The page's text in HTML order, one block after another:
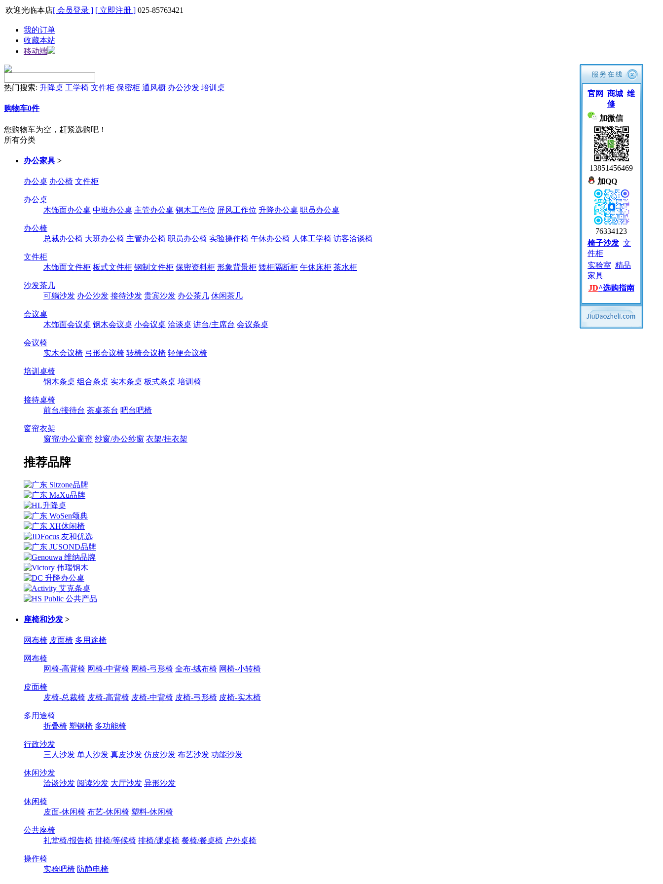
欢迎光临本店[ 会员登录 ] [ 立即注册 ] 025-85763421
我的订单
收藏本站
移动端
热门搜索: 升降桌 工学椅 文件柜 保密柜 通风橱 办公沙发 培训桌
购物车0件
您购物车为空，赶紧选购吧！
所有分类
办公家具 >
办公桌 办公椅 文件柜
办公桌
木饰面办公桌 中班办公桌 主管办公桌 钢木工作位 屏风工作位 升降办公桌 职员办公桌
办公椅
总裁办公椅 大班办公椅 主管办公椅 职员办公椅 实验操作椅 午休办公椅 人体工学椅 访客洽谈椅
文件柜
木饰面文件柜 板式文件柜 钢制文件柜 保密资料柜 形象背景柜 矮柜隔断柜 午休床柜 茶水柜
沙发茶几
可躺沙发 办公沙发 接待沙发 贵宾沙发 办公茶几 休闲茶几
会议桌
木饰面会议桌 钢木会议桌 小会议桌 洽谈桌 讲台/主席台 会议条桌
会议椅
实木会议椅 弓形会议椅 转椅会议椅 轻便会议椅
培训桌椅
钢木条桌 组合条桌 实木条桌 板式条桌 培训椅
接待桌椅
前台/接待台 茶桌茶台 吧台吧椅
窗帘衣架
窗帘/办公窗帘 纱窗/办公纱窗 衣架/挂衣架
推荐品牌
座椅和沙发 >
网布椅 皮面椅 多用途椅
网布椅
网椅-高背椅 网椅-中背椅 网椅-弓形椅 全布-绒布椅 网椅-小转椅
皮面椅
皮椅-总裁椅 皮椅-高背椅 皮椅-中背椅 皮椅-弓形椅 皮椅-实木椅
多用途椅
折叠椅 塑钢椅 多功能椅
行政沙发
三人沙发 单人沙发 真皮沙发 仿皮沙发 布艺沙发 功能沙发
休闲沙发
洽谈沙发 阅读沙发 大厅沙发 异形沙发
休闲椅
皮面-休闲椅 布艺-休闲椅 塑料-休闲椅
公共座椅
礼堂椅/报告椅 排椅/等候椅 排椅/课桌椅 餐椅/餐桌椅 户外桌椅
操作椅
实验吧椅 防静电椅
官网 商城 维
修
加微信
13851456469
加QQ
76334123
椅子沙发 文
件柜
实验室 精品
家具
JD^选购指南